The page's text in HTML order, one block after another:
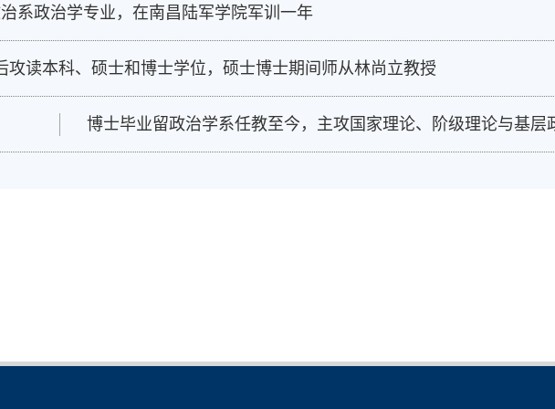
系政治学专业，在南昌陆军学院军训一年
攻读本科、硕士和博士学位，硕士博士期间师从林尚立教授
博士毕业留政治学系任教至今，主攻国家理论、阶级理论与基层